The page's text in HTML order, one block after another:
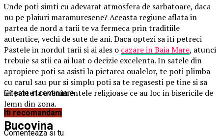
Unde poti simti cu adevarat atmosfera de sarbatoare, daca
nu pe plaiuri maramuresene? Aceasta regiune aflata in
partea de nord a tarii te va fermeca prin traditiile
autentice, vechi de sute de ani. Daca optezi sa iti petreci
Pastele in nordul tarii si ai ales o cazare in Baia Mare, atunci
trebuie sa stii ca ai luat o decizie excelenta. In satele din
apropiere poti sa asisti la pictarea oualelor, te poti plimba
cu carul sau pur si simplu poti sa te regasesti pe tine si sa
iei parte la evenimentele religioase ce au loc in bisericile de
lemn din zona.
Bucovina
Citeste in continuare
Iti recomandam
Comenteaza si tu